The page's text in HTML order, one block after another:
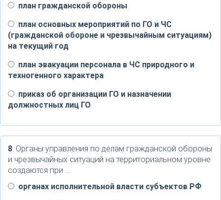
план гражданской обороны
план основных мероприятий по ГО и ЧС
(гражданской обороне и чрезвычайным ситуациям)
на текущий год
план эвакуации персонала в ЧС природного и
техногенного характера
приказ об организации ГО и назначении
должностных лиц ГО
8. Органы управления по делам гражданской обороны
и чрезвычайных ситуаций на территориальном уровне
создаются при …
органах исполнительной власти субъектов РФ